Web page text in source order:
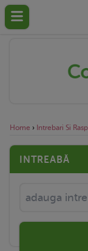
Home › Intrebari Si
INTREABĂ